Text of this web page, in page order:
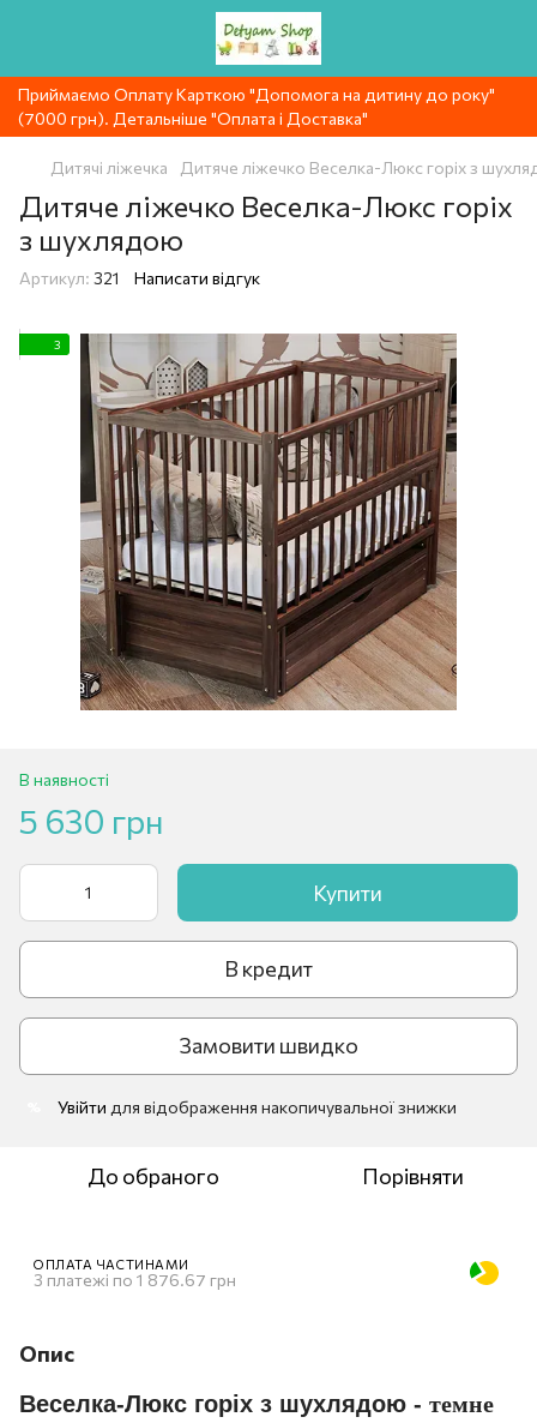
Приймаємо Оплату Карткою "Допомога на дитину до року"
(7000 грн). Детальніше "Оплата і Доставка"
Дитячі ліжечка Дитяче ліжечко Веселка-Люкс горіх з
Дитяче ліжечко Веселка-Люкс горіх
з шухлядою
Артикул: 321 Написати відгук
3
В наявності
5 630 грн
Купити
В кредит
Замовити швидко
Увійти для відображення накопичувальної знижки
До обраного Порівняти
ОПЛАТА ЧАСТИНАМИ
3 платежі по 1 876.67 грн
Опис
Веселка-Люкс горіх з шухлядою - темне